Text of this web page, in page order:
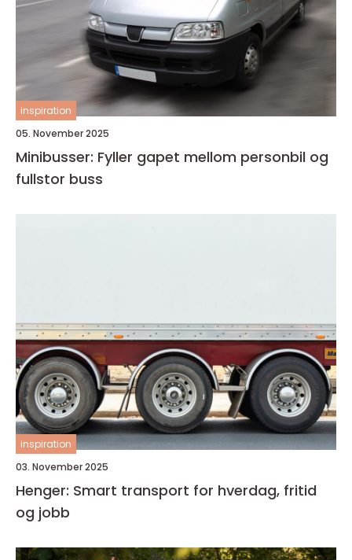
inspiration
05. November 2025
Minibusser: Fyller gapet mellom personbil og
fullstor buss
inspiration
03. November 2025
Henger: Smart transport for hverdag, fritid
og jobb